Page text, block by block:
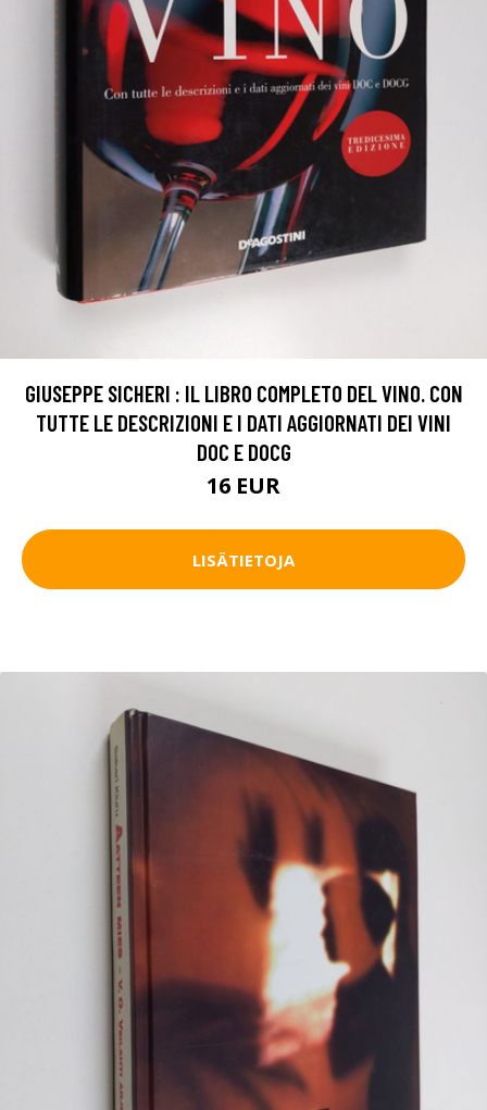
GIUSEPPE SICHERI : IL LIBRO COMPLETO DEL VINO. CON
TUTTE LE DESCRIZIONI E I DATI AGGIORNATI DEI VINI
DOC E DOCG
16 EUR
LISÄTIETOJA